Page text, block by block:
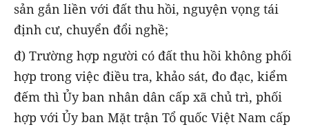
sản gắn liền với đất thu hồi, nguyện vọng tái
định cư, chuyển đổi nghề;
đ) Trường hợp người có đất thu hồi không phối
hợp trong việc điều tra, khảo sát, đo đạc, kiểm
đếm thì Ủy ban nhân dân cấp xã chủ trì, phối
hợp với Ủy ban Mặt trận Tổ quốc Việt Nam cấp